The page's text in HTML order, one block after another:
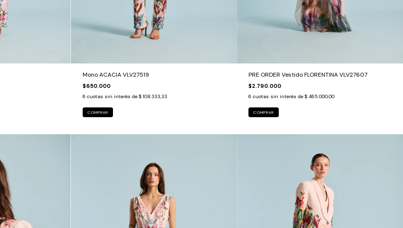
Mono ACACIA VLV27519
$650.000
6 cuotas sin interés de $ 108.333,33
COMPRAR
PRE ORDER Vestido FLORENTINA VLV27607
$2.790.000
6 cuotas sin interés de$ 465.000,00
COMPRAR